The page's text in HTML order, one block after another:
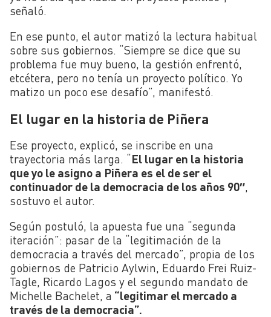
señaló.
En ese punto, el autor matizó la lectura habitual
sobre sus gobiernos. “Siempre se dice que su
problema fue muy bueno, la gestión enfrentó,
etcétera, pero no tenía un proyecto político. Yo
matizo un poco ese desafío”, manifestó.
El lugar en la historia de Piñera
Ese proyecto, explicó, se inscribe en una
trayectoria más larga. “El lugar en la historia
que yo le asigno a Piñera es el de ser el
continuador de la democracia de los años 90″,
sostuvo el autor.
Según postuló, la apuesta fue una “segunda
iteración”: pasar de la “legitimación de la
democracia a través del mercado”, propia de los
gobiernos de Patricio Aylwin, Eduardo Frei Ruiz-
Tagle, Ricardo Lagos y el segundo mandato de
Michelle Bachelet, a “legitimar el mercado a
través de la democracia”.